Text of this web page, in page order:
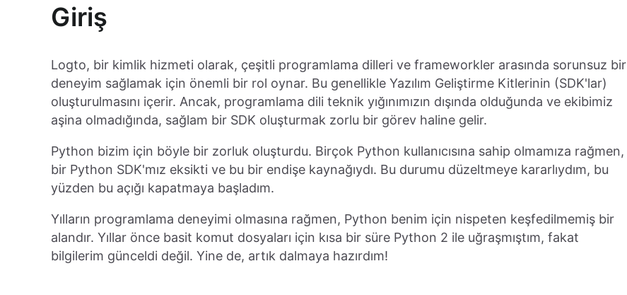
Giriş
Logto, bir kimlik hizmeti olarak, çeşitli programlama dilleri ve frameworkler arasında sorunsuz bir
deneyim sağlamak için önemli bir rol oynar. Bu genellikle Yazılım Geliştirme Kitlerinin (SDK'lar)
oluşturulmasını içerir. Ancak, programlama dili teknik yığınımızın dışında olduğunda ve ekibimiz
aşina olmadığında, sağlam bir SDK oluşturmak zorlu bir görev haline gelir.
Python bizim için böyle bir zorluk oluşturdu. Birçok Python kullanıcısına sahip olmamıza rağmen,
bir Python SDK'mız eksikti ve bu bir endişe kaynağıydı. Bu durumu düzeltmeye kararlıydım, bu
yüzden bu açığı kapatmaya başladım.
Yılların programlama deneyimi olmasına rağmen, Python benim için nispeten keşfedilmemiş bir
alandır. Yıllar önce basit komut dosyaları için kısa bir süre Python 2 ile uğraşmıştım, fakat
bilgilerim günceldi değil. Yine de, artık dalmaya hazırdım!